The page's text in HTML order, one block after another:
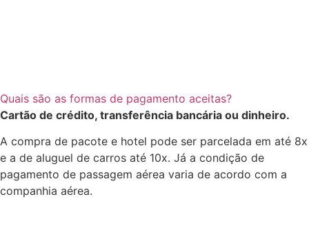
Quais são as formas de pagamento aceitas?
Cartão de crédito, transferência bancária ou dinheiro.
A compra de pacote e hotel pode ser parcelada em até 8x
e a de aluguel de carros até 10x. Já a condição de
pagamento de passagem aérea varia de acordo com a
companhia aérea.